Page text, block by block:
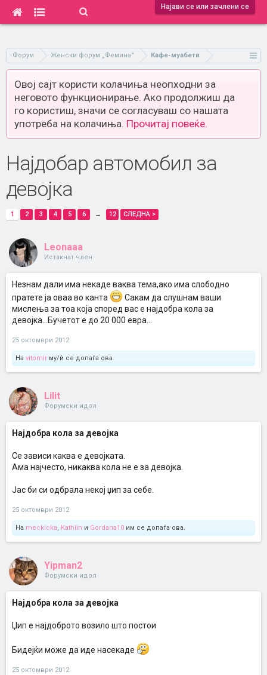
Најави се или зачлени се
Форум Женски форум „Фемина“ Кафе-муабети
Овој сајт користи колачиња неопходни за
неговото функционирање. Ако продолжиш да
го користиш, значи се согласуваш со нашата
употреба на колачиња. Прочитај повеќе.
Најдобар автомобил за
девојка
1 2 3 4 5 6 → 12 СЛЕДНА >
Leonaaa
Истакнат член
Незнам дали има некаде ваква тема,ако има слободно
пратете ја оваа во канта
Сакам да слушнам ваши
мислења за тоа која според вас е најдобра кола за
девојка...Бучетот е до 20 000 евра...
25 октомври 2012
На vitomir му/ѝ се допаѓа ова.
Lilit
Форумски идол
Најдобра кола за девојка
Се зависи каква е девојката.
Ама најчесто, никаква кола не е за девојка.
Јас би си одбрала некој џип за себе.
25 октомври 2012
На meckicka, Kathlin и Gordana10 им се допаѓа ова.
Yipman2
Форумски идол
Најдобра кола за девојка
Џип е најдоброто возило што постои
Бидејќи може да иде насекаде
25 октомври 2012